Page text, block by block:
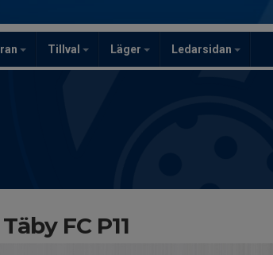
Tillval Läger Ledarsidan
FC P11